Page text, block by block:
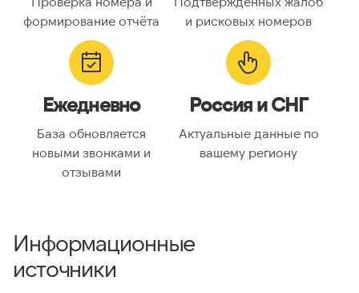
формирование отчёта
и рисковых номеров
Ежедневно
База обновляется
новыми звонками и
отзывами
Россия и СНГ
Актуальные данные по
вашему региону
Информационные
источники